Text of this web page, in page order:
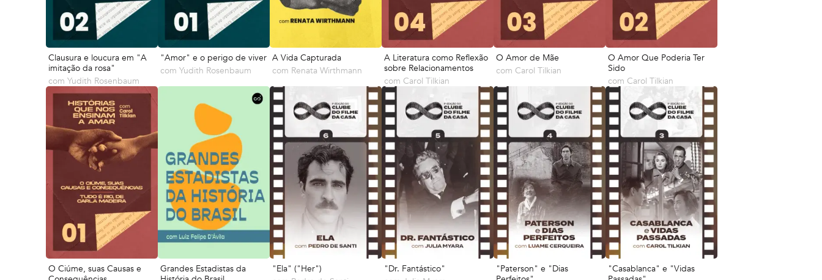
Clausura e loucura em "A
imitação da rosa"
com Yudith Rosenbaum
"Amor" e o perigo de viver
com Yudith Rosenbaum
A Vida Capturada
com Renata Wirthmann
A Literatura como Reflexão
sobre Relacionamentos
com Carol Tilkian
O Amor de Mãe
com Carol Tilkian
O Amor Que Poderia Ter
Sido
com Carol Tilkian
O Ciúme, suas Causas e
Grandes Estadistas da
"Ela" ("Her")
"Dr. Fantástico"
"Paterson" e "Dias
"Casablanca" e "Vidas